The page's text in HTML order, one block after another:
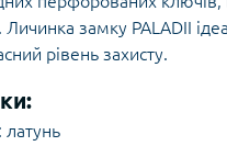
Личинка замку PALADII
рівень захисту.
латунь